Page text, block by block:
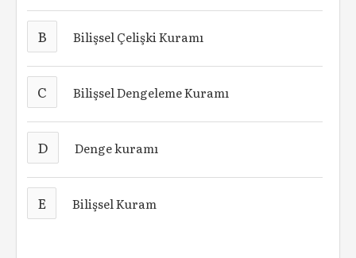
B Bilişsel Çelişki Kuramı
C Bilişsel Dengeleme Kuramı
D Denge kuramı
E Bilişsel Kuram